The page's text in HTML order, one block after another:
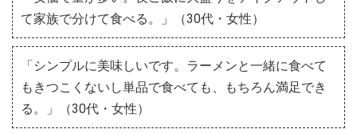
て家族で分けて食べる。」（30代・女性）
「シンプルに美味しいです。ラーメンと一緒に食べて
もきつこくないし単品で食べても、もちろん満足でき
る。」（30代・女性）